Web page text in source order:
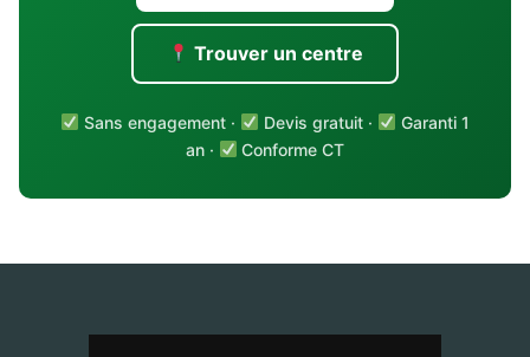
Trouver un centre
Sans engagement · Devis gratuit ·
Garanti 1
an ·
Conforme CT